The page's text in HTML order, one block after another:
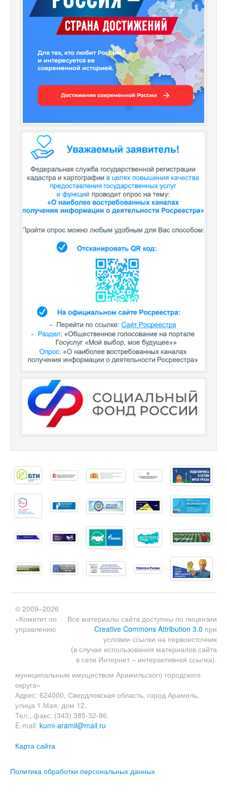
Все материалы сайта доступны по лицензии
Creative Commons Attribution 3.0 при
условии ссылки на первоисточник
(в случае использования материалов сайта
в сети Интернет – интерактивная ссылка).
© 2009–2026
«Комитет по
управлению
муниципальным имуществом Арамильского городского
округа»
Адрес: 624000, Свердловская область, город Арамиль,
улица 1 Мая, дом 12.
Тел., факс: (343) 385-32-86.
E-mail: kumi-aramil@mail.ru
Карта сайта
Политика обработки персональных данных